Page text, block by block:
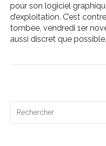
pour son logiciel
d’exploitation. C’est
tombée, vendredi 1er
aussi discret que
pour